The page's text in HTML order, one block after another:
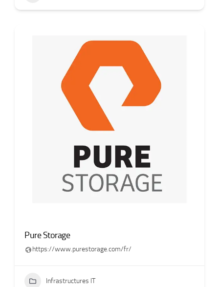
Pure Storage
https://www.purestorage.com/fr/
Infrastructures IT